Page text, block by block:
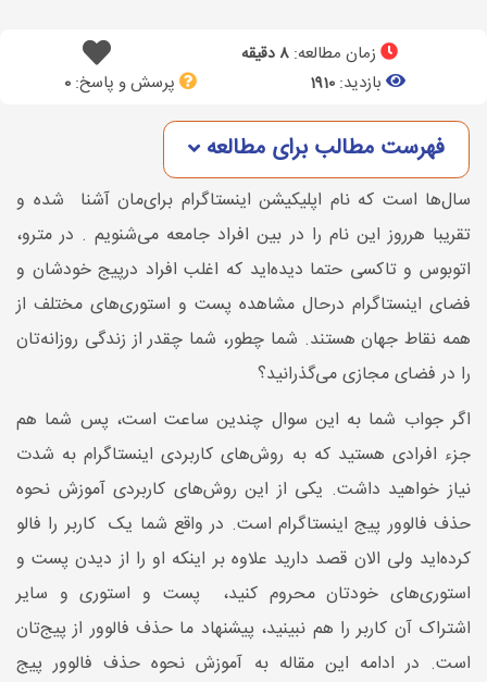
زمان مطالعه:8 دقیقه
بازدید:1910 پرسش و پاسخ:0
فهرست مطالب برای مطالعه
سال‌ها است که نام اپلیکیشن اینستاگرام برای‌مان آشنا شده و
تقریبا هرروز این نام را در بین افراد جامعه می‌شنویم . در مترو،
اتوبوس و تاکسی حتما دیده‌اید که اغلب افراد درپیج خودشان و
فضای اینستاگرام درحال مشاهده پست و استوری‌های مختلف از
همه نقاط جهان هستند. شما چطور، شما چقدر از زندگی روزانه‌تان
را در فضای مجازی می‌گذرانید؟
اگر جواب شما به این سوال چندین ساعت است، پس شما هم
جزء افرادی هستید که به روش‌های کاربردی اینستاگرام به شدت
نیاز خواهید داشت. یکی از این روش‌های کاربردی آموزش نحوه
حذف فالوور پیج اینستاگرام است. در واقع شما یک کاربر را فالو
کرده‌اید ولی الان قصد دارید علاوه بر اینکه او را از دیدن پست و
استوری‌های خودتان محروم کنید، پست و استوری و سایر
اشتراک آن کاربر را هم نبینید، پیشنهاد ما حذف فالوور از پیج‌تان
است. در ادامه این مقاله به آموزش نحوه حذف فالوور پیج